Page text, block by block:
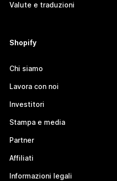
Valute e traduzioni
Shopify
Chi siamo
Lavora con noi
Investitori
Stampa e media
Partner
Affiliati
Informazioni legali